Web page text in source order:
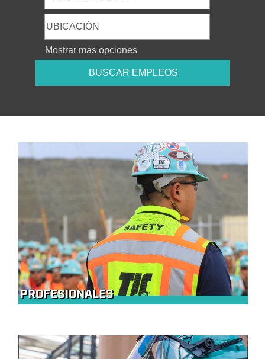
Mostrar más opciones
PROFESIONALES